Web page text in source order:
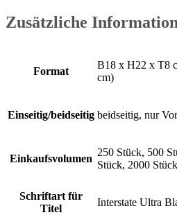
Zusätzliche
Format
B18 x H22 x T8
cm)
Einseitig/beidseitig beidseitig, nur
Einkaufsvolumen
250 Stück, 500
Stück, 2000 Stück
Schriftart für
Titel
Interstate Ultra